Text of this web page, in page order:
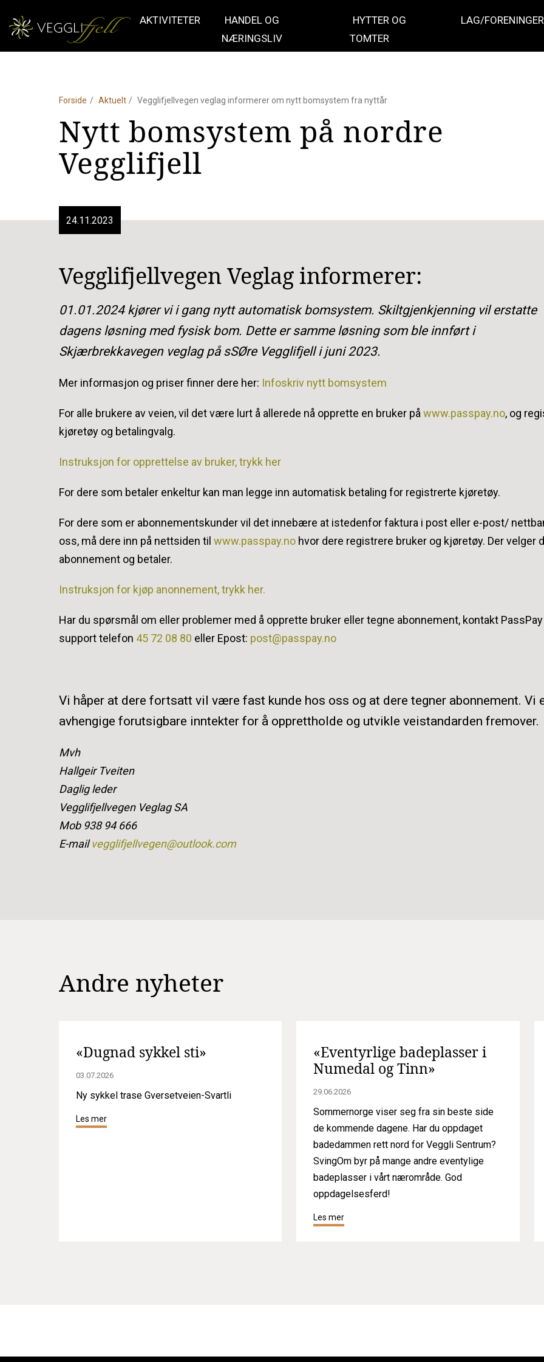
AKTIVITETER
HANDEL OG
NÆRINGSLIV
HYTTER OG
TOMTER
LAG/FORENINGER
Forside Aktuelt Vegglifjellvegen veglag informerer om nytt bomsystem fra nyttår
Nytt bomsystem på nordre
Vegglifjell
24.11.2023
Vegglifjellvegen Veglag informerer:
01.01.2024 kjører vi i gang nytt automatisk bomsystem. Skiltgjenkjenning vil erstatte
dagens løsning med fysisk bom. Dette er samme løsning som ble innført i
Skjærbrekkavegen veglag på sSØre Vegglifjell i juni 2023.
Mer informasjon og priser finner dere her: Infoskriv nytt bomsystem
For alle brukere av veien, vil det være lurt å allerede nå opprette en bruker på www.passpay.no, og
kjøretøy og betalingvalg.
Instruksjon for opprettelse av bruker, trykk her
For dere som betaler enkeltur kan man legge inn automatisk betaling for registrerte kjøretøy.
For dere som er abonnementskunder vil det innebære at istedenfor faktura i post eller e-post/
oss, må dere inn på nettsiden til www.passpay.no hvor dere registrere bruker og kjøretøy. Der velger
abonnement og betaler.
Instruksjon for kjøp anonnement, trykk her.
Har du spørsmål om eller problemer med å opprette bruker eller tegne abonnement, kontakt PassPay
support telefon 45 72 08 80 eller Epost: post@passpay.no
Vi håper at dere fortsatt vil være fast kunde hos oss og at dere tegner abonnement. Vi
avhengige forutsigbare inntekter for å opprettholde og utvikle veistandarden fremover.
Mvh
Hallgeir Tveiten
Daglig leder
Vegglifjellvegen Veglag SA
Mob 938 94 666
E-mailvegglifjellvegen@outlook.com
Andre nyheter
«Dugnad sykkel sti»
03.07.2026
Ny sykkel trase Gversetveien-Svartli
Les mer
«Eventyrlige badeplasser i
Numedal og Tinn»
29.06.2026
Sommernorge viser seg fra sin beste side
de kommende dagene. Har du oppdaget
badedammen rett nord for Veggli Sentrum?
SvingOm byr på mange andre eventylige
badeplasser i vårt nærområde. God
oppdagelsesferd!
Les mer